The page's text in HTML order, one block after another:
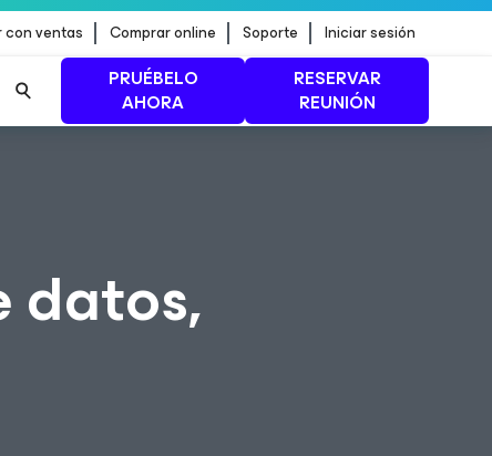
ventas Comprar online Soporte Iniciar sesión
PRUÉBELO
AHORA
RESERVAR
REUNIÓN
datos,